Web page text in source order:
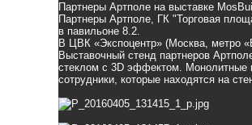
Партнеры Артполе на выставке
Партнеры Артполе, ГК "Торговая
в павильоне 8.2.
В ЦВК «Экспоцентр» (Москва, метро
Выставочный стенд партнеров
стеклом с 3D эффектом. Монолитные
сотрудники, которые находятся на